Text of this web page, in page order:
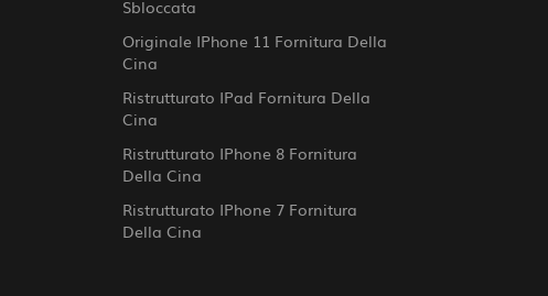
Sbloccata
Originale IPhone 11 Fornitura Della
Cina
Ristrutturato IPad Fornitura Della
Cina
Ristrutturato IPhone 8 Fornitura
Della Cina
Ristrutturato IPhone 7 Fornitura
Della Cina